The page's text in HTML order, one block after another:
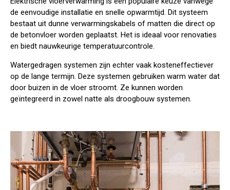
de eenvoudige installatie en snelle opwarmtijd. Dit systeem
bestaat uit dunne verwarmingskabels of matten die direct op
de betonvloer worden geplaatst. Het is ideaal voor renovaties
en biedt nauwkeurige temperatuurcontrole.
Watergedragen systemen zijn echter vaak kosteneffectiever
op de lange termijn. Deze systemen gebruiken warm water dat
door buizen in de vloer stroomt. Ze kunnen worden
geïntegreerd in zowel natte als droogbouw systemen.